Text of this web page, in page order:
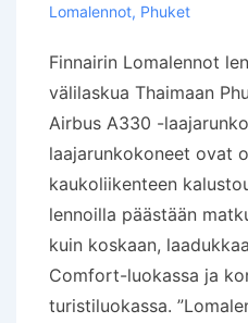
Lomalennot, Phuket
Finnairin Lomalennot
välilaskua Thaimaan
Airbus A330 -
laajarunkokoneet ovat
kaukoliikenteen
lennoilla päästään
kuin koskaan,
Comfort-luokassa ja
turistiluokassa.